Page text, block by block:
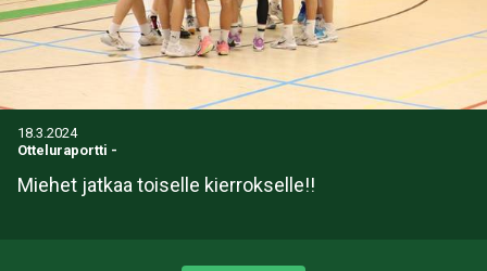
18.3.2024
Otteluraportti -
Miehet jatkaa toiselle kierrokselle!!